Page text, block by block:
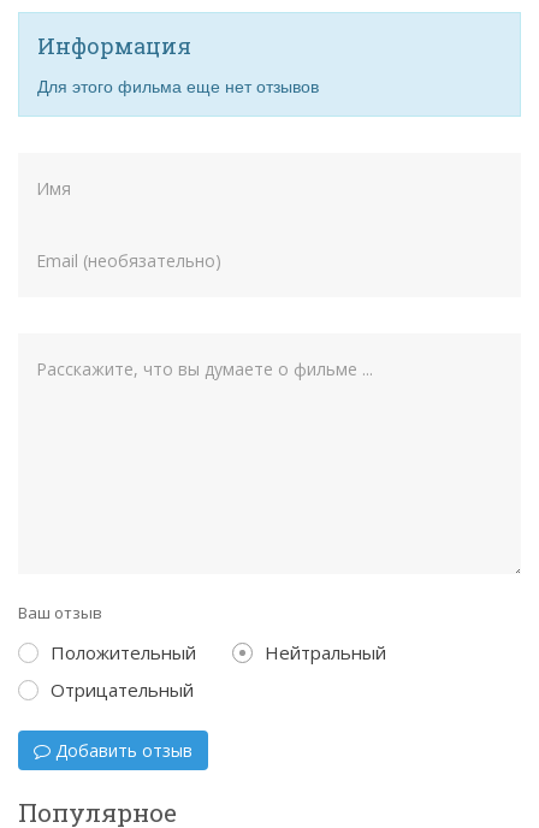
Информация
Для этого фильма еще нет отзывов
Ваш отзыв
Положительный
Нейтральный
Отрицательный
Добавить отзыв
Популярное